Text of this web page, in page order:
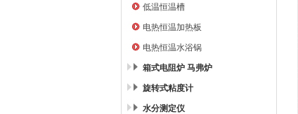
低温恒温槽
电热恒温加热板
电热恒温水浴锅
箱式电阻炉 马弗炉
旋转式粘度计
水分测定仪